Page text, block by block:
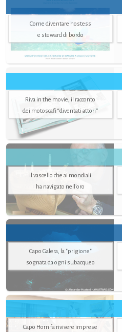
Come diventare hostess
e steward di bordo
Riva in the movie, il racconto
dei motoscafi “diventati attori”
Il vascello che ai mondiali
ha navigato nell’oro
Capo Galera, la "prigione"
sognata da ogni subacqueo
Capo Horn fa rivivere imprese